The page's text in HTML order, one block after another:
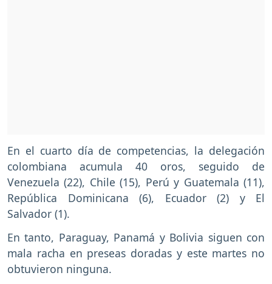
En el cuarto día de competencias, la delegación
colombiana acumula 40 oros, seguido de
Venezuela (22), Chile (15), Perú y Guatemala (11),
República Dominicana (6), Ecuador (2) y El
Salvador (1).
En tanto, Paraguay, Panamá y Bolivia siguen con
mala racha en preseas doradas y este martes no
obtuvieron ninguna.